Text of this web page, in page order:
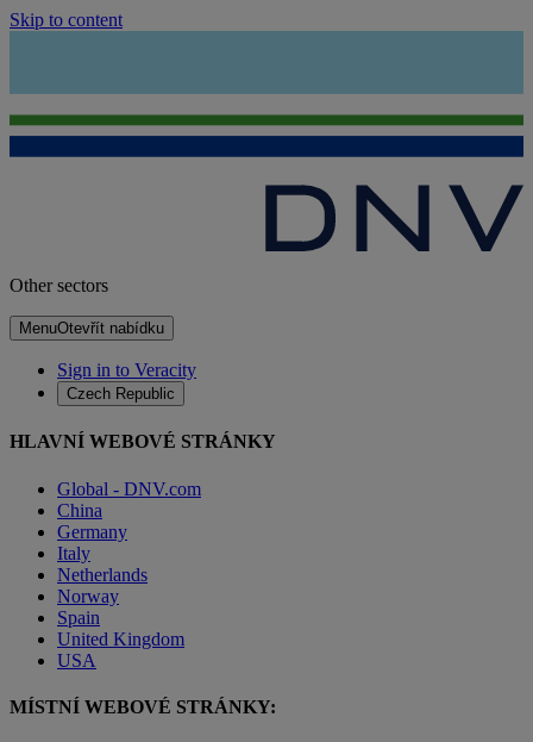
Skip to content
Other sectors
MenuOtevřít nabídku
Sign in to Veracity
Czech Republic
HLAVNÍ WEBOVÉ STRÁNKY
Global - DNV.com
China
Germany
Italy
Netherlands
Norway
Spain
United Kingdom
USA
MÍSTNÍ WEBOVÉ STRÁNKY: